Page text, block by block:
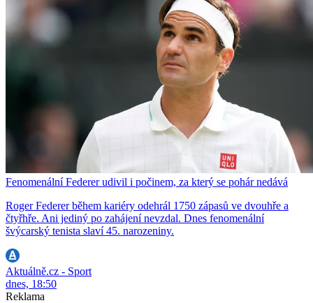
Fenomenální Federer udivil i počinem, za který se pohár nedává
Roger Federer během kariéry odehrál 1750 zápasů ve dvouhře a
čtyřhře. Ani jediný po zahájení nevzdal. Dnes fenomenální
švýcarský tenista slaví 45. narozeniny.
Aktuálně.cz - Sport
dnes, 18:50
Reklama